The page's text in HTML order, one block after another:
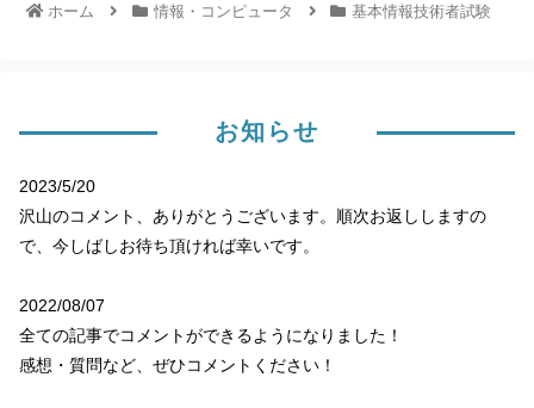
ホーム 情報・コンピュータ 基本情報技術者試験
お知らせ
2023/5/20
沢山のコメント、ありがとうございます。順次お返ししますの
で、今しばしお待ち頂ければ幸いです。
2022/08/07
全ての記事でコメントができるようになりました！
感想・質問など、ぜひコメントください！